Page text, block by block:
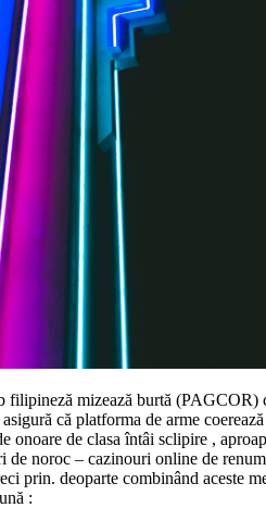
mizează burtă (PAGCOR)
că platforma de arme
onoare de clasa întâi sclipire ,
noroc – cazinouri online de
prin. deoparte combinând aceste
: